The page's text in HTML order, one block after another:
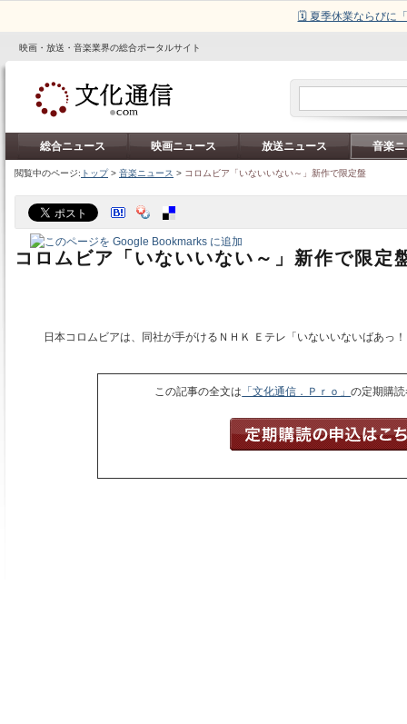
🗓️ 夏季休業ならびに
映画・放送・音楽業界の総合ポータルサイト
総合ニュース 映画ニュース 放送ニュース 音楽
閲覧中のページ: トップ> 音楽ニュース > コロムビア「いないいない～」新作で限定盤
コロムビア「いないいない～」新作で限定
日本コロムビアは、同社が手がけるＮＨＫ Ｅテレ「いないいないばあっ
この記事の全文は 「文化通信．Ｐｒｏ」の定期購